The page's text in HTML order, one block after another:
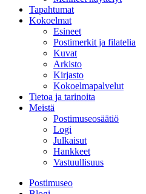
Tapahtumat
Kokoelmat
Esineet
Postimerkit ja filatelia
Kuvat
Arkisto
Kirjasto
Kokoelmapalvelut
Tietoa ja tarinoita
Meistä
Postimuseosäätiö
Logi
Julkaisut
Hankkeet
Vastuullisuus
Postimuseo